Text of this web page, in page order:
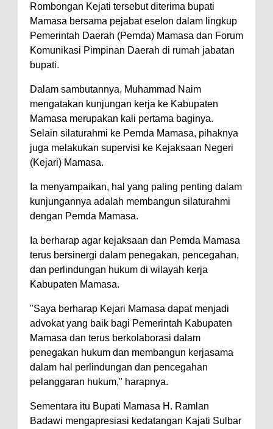
Rombongan Kejati tersebut diterima bupati
Mamasa bersama pejabat eselon dalam lingkup
Pemerintah Daerah (Pemda) Mamasa dan Forum
Komunikasi Pimpinan Daerah di rumah jabatan
bupati.
Dalam sambutannya, Muhammad Naim
mengatakan kunjungan kerja ke Kabupaten
Mamasa merupakan kali pertama baginya.
Selain silaturahmi ke Pemda Mamasa, pihaknya
juga melakukan supervisi ke Kejaksaan Negeri
(Kejari) Mamasa.
Ia menyampaikan, hal yang paling penting dalam
kunjungannya adalah membangun silaturahmi
dengan Pemda Mamasa.
Ia berharap agar kejaksaan dan Pemda Mamasa
terus bersinergi dalam penegakan, pencegahan,
dan perlindungan hukum di wilayah kerja
Kabupaten Mamasa.
"Saya berharap Kejari Mamasa dapat menjadi
advokat yang baik bagi Pemerintah Kabupaten
Mamasa dan terus berkolaborasi dalam
penegakan hukum dan membangun kerjasama
dalam hal perlindungan dan pencegahan
pelanggaran hukum," harapnya.
Sementara itu Bupati Mamasa H. Ramlan
Badawi mengapresiasi kedatangan Kajati Sulbar